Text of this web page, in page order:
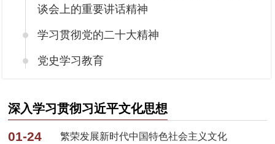
谈会上的重要讲话精神
学习贯彻党的二十大精神
党史学习教育
深入学习贯彻习近平文化思想
01-24 繁荣发展新时代中国特色社会主义文化